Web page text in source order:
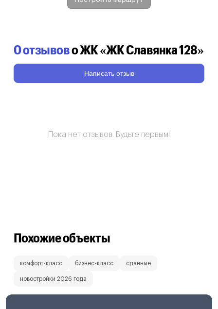
0 отзывово ЖК «ЖК Славянка 128»
Написать отзыв
Пока нет отзывов. Будьте первым!
Похожие объекты
комфорт-класс бизнес-класс сданные
новостройки 2026 года